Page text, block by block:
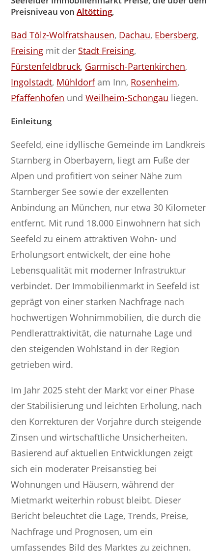
Preisniveau vonAltötting,
Bad Tölz-Wolfratshausen, Dachau, Ebersberg,
Freising mit der Stadt Freising,
Fürstenfeldbruck, Garmisch-Partenkirchen,
Ingolstadt, Mühldorfam Inn, Rosenheim,
Pfaffenhofen undWeilheim-Schongau liegen.
Einleitung
Seefeld, eine idyllische Gemeinde im Landkreis
Starnberg in Oberbayern, liegt am Fuße der
Alpen und profitiert von seiner Nähe zum
Starnberger See sowie der exzellenten
Anbindung an München, nur etwa 30 Kilometer
entfernt. Mit rund 18.000 Einwohnern hat sich
Seefeld zu einem attraktiven Wohn- und
Erholungsort entwickelt, der eine hohe
Lebensqualität mit moderner Infrastruktur
verbindet. Der Immobilienmarkt in Seefeld ist
geprägt von einer starken Nachfrage nach
hochwertigen Wohnimmobilien, die durch die
Pendlerattraktivität, die naturnahe Lage und
den steigenden Wohlstand in der Region
getrieben wird.
Im Jahr 2025 steht der Markt vor einer Phase
der Stabilisierung und leichten Erholung, nach
den Korrekturen der Vorjahre durch steigende
Zinsen und wirtschaftliche Unsicherheiten.
Basierend auf aktuellen Entwicklungen zeigt
sich ein moderater Preisanstieg bei
Wohnungen und Häusern, während der
Mietmarkt weiterhin robust bleibt. Dieser
Bericht beleuchtet die Lage, Trends, Preise,
Nachfrage und Prognosen, um ein
umfassendes Bild des Marktes zu zeichnen.